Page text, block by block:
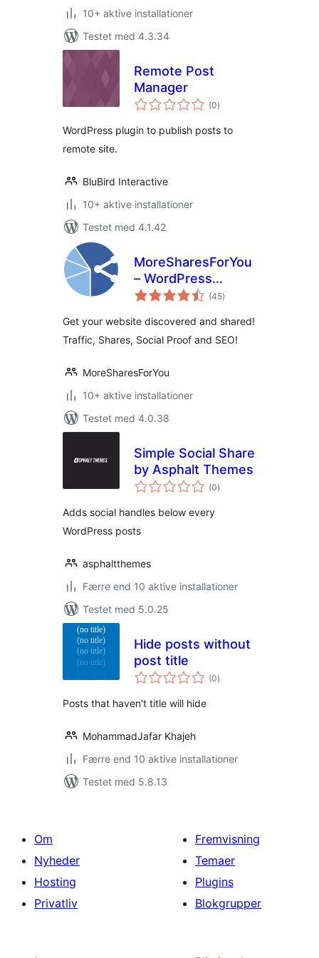
10+ aktive installationer
Testet med 4.3.34
Remote Post
Manager
(0totale
bedømmelser
)
WordPress plugin to publish posts to
remote site.
BluBird Interactive
10+ aktive installationer
Testet med 4.1.42
MoreSharesForYou
– WordPress
Sharing Community
(45totale
bedømmelser
)
Get your website discovered and shared!
Traffic, Shares, Social Proof and SEO!
MoreSharesForYou
10+ aktive installationer
Testet med 4.0.38
Simple Social Share
by Asphalt Themes
(0totale
bedømmelser
)
Adds social handles below every
WordPress posts
asphaltthemes
Færre end 10 aktive installationer
Testet med 5.0.25
Hide posts without
post title
(0totale
bedømmelser
)
Posts that haven't title will hide
MohammadJafar Khajeh
Færre end 10 aktive installationer
Testet med 5.8.13
Om
Nyheder
Hosting
Privatliv
Fremvisning
Temaer
Plugins
Blokgrupper